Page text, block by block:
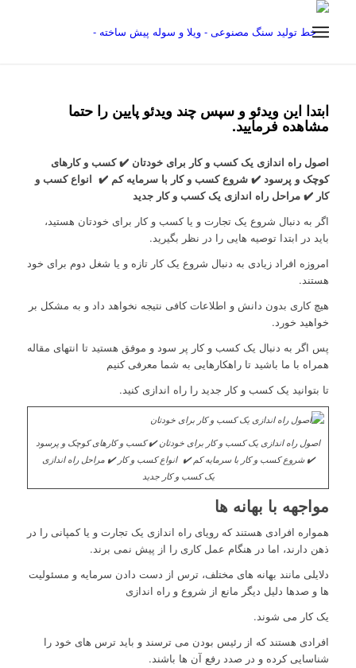
ابتدا این ویدئو و سپس چند ویدئو پایین را حتما
مشاهده فرمایید.
اصول راه اندازی یک کسب و کار برای خودتان ✔️ کسب و کارهای
کوچک و پرسود ✔️ شروع کسب و کار با سرمایه کم ✔️ انواع کسب و
کار ✔️ مراحل راه اندازی یک کسب و کار جدید
اگر به دنبال شروع یک تجارت و یا کسب و کار برای خودتان هستید،
باید در ابتدا توصیه هایی را در نظر بگیرید.
امروزه افراد زیادی به دنبال شروع یک کار تازه و یا شغل دوم برای خود
هستند.
هیچ کاری بدون دانش و اطلاعات کافی نتیجه نخواهد داد و به مشکل بر
خواهید خورد.
پس اگر به دنبال یک کسب و کار پر سود و موفق هستید تا انتهای مقاله
همراه با ما باشید تا راهکارهایی به شما معرفی کنیم
تا بتوانید یک کسب و کار جدید را راه اندازی کنید.
اصول راه اندازی یک کسب و کار برای خودتان ✔️ کسب و کارهای کوچک و پرسود
✔️ شروع کسب و کار با سرمایه کم ✔️ انواع کسب و کار ✔️ مراحل راه اندازی
یک کسب و کار جدید
مواجهه با بهانه ها
همواره افرادی هستند که رویای راه اندازی یک تجارت و یا کمپانی را در
ذهن دارند، اما در هنگام عمل کاری را از پیش نمی برند.
دلایلی مانند بهانه های مختلف، ترس از دست دادن سرمایه و مسئولیت
ها و صدها دلیل دیگر مانع از شروع و راه اندازی
یک کار می شوند.
افرادی هستند که از رئیس بودن می ترسند و باید ترس های خود را
شناسایی کرده و در صدد رفع آن ها باشند.